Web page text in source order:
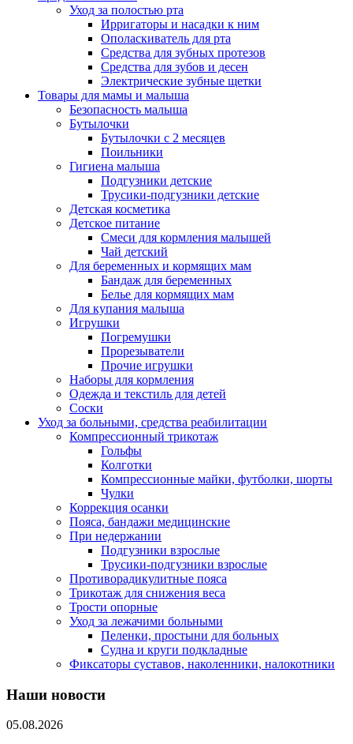
Уход за полостью рта
Ирригаторы и насадки к ним
Ополаскиватель для рта
Средства для зубных протезов
Средства для зубов и десен
Электрические зубные щетки
Товары для мамы и малыша
Безопасность малыша
Бутылочки
Бутылочки с 2 месяцев
Поильники
Гигиена малыша
Подгузники детские
Трусики-подгузники детские
Детская косметика
Детское питание
Смеси для кормления малышей
Чай детский
Для беременных и кормящих мам
Бандаж для беременных
Белье для кормящих мам
Для купания малыша
Игрушки
Погремушки
Прорезыватели
Прочие игрушки
Наборы для кормления
Одежда и текстиль для детей
Соски
Уход за больными, средства реабилитации
Компрессионный трикотаж
Гольфы
Колготки
Компрессионные майки, футболки, шорты
Чулки
Коррекция осанки
Пояса, бандажи медицинские
При недержании
Подгузники взрослые
Трусики-подгузники взрослые
Противорадикулитные пояса
Трикотаж для снижения веса
Трости опорные
Уход за лежачими больными
Пеленки, простыни для больных
Судна и круги подкладные
Фиксаторы суставов, наколенники, налокотники
Наши новости
05.08.2026